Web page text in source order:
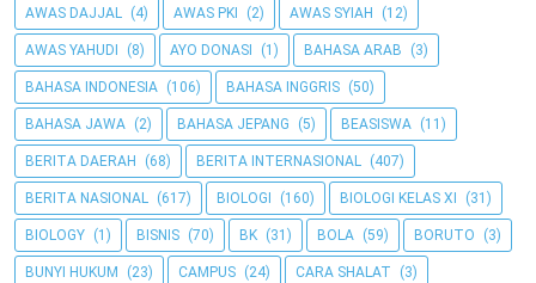
AWAS DAJJAL (4) AWAS PKI (2) AWAS SYIAH (12)
AWAS YAHUDI (8) AYO DONASI (1) BAHASA ARAB (3)
BAHASA INDONESIA (106) BAHASA INGGRIS (50)
BAHASA JAWA (2) BAHASA JEPANG (5) BEASISWA (11)
BERITA DAERAH (68) BERITA INTERNASIONAL (407)
BERITA NASIONAL (617) BIOLOGI (160) BIOLOGI KELAS XI (31)
BIOLOGY (1) BISNIS (70) BK (31) BOLA (59) BORUTO (3)
BUNYI HUKUM (23) CAMPUS (24) CARA SHALAT (3)